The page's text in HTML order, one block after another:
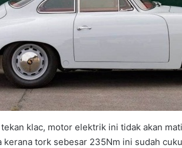
klac, motor elektrik ini tidak akan
tork sebesar 235Nm ini sudah